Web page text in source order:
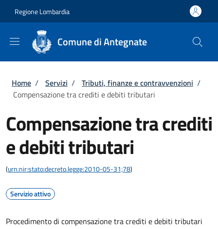
Regione Lombardia
Comune di Antegnate
Briciole di pane
Home / Servizi / Tributi, finanze e contravvenzioni /
Compensazione tra crediti e debiti tributari
Compensazione tra crediti
e debiti tributari
(urn:nir:stato:decreto.legge:2010-05-31;78)
Servizio attivo
Procedimento di compensazione tra crediti e debiti tributari